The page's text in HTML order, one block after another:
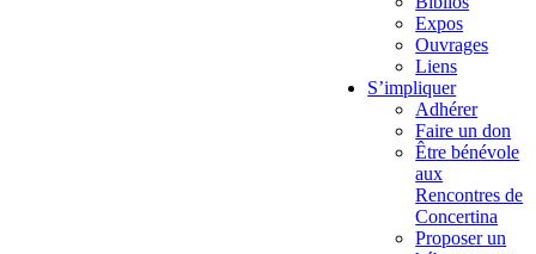
Expos
Ouvrages
Liens
S’impliquer
Adhérer
Faire un don
Être bénévole
aux
Rencontres de
Concertina
Proposer un